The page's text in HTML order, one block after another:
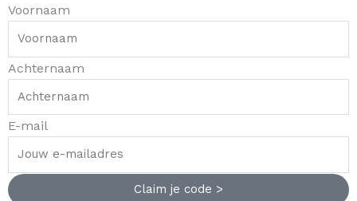
Voornaam
Achternaam
E-mail
Claim je code >